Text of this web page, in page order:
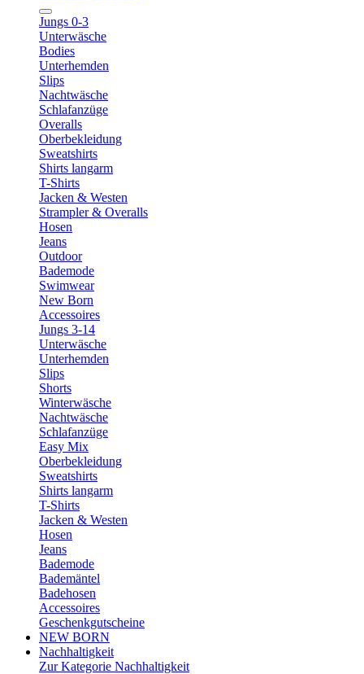
Jungs 0-3
Unterwäsche
Bodies
Unterhemden
Slips
Nachtwäsche
Schlafanzüge
Overalls
Oberbekleidung
Sweatshirts
Shirts langarm
T-Shirts
Jacken & Westen
Strampler & Overalls
Hosen
Jeans
Outdoor
Bademode
Swimwear
New Born
Accessoires
Jungs 3-14
Unterwäsche
Unterhemden
Slips
Shorts
Winterwäsche
Nachtwäsche
Schlafanzüge
Easy Mix
Oberbekleidung
Sweatshirts
Shirts langarm
T-Shirts
Jacken & Westen
Hosen
Jeans
Bademode
Bademäntel
Badehosen
Accessoires
Geschenkgutscheine
NEW BORN
Nachhaltigkeit
Zur Kategorie Nachhaltigkeit